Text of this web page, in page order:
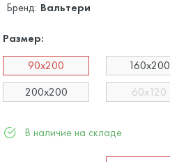
Бренд: Вальтери
Размер:
90x200
160x200
200x200
60x120
В наличие на складе